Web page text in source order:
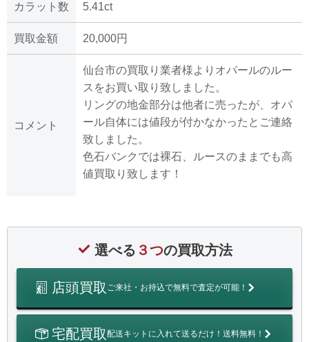
カラット数 5.41ct
買取金額 20,000円
コメント
仙台市の買取り業者様よりオパールのルー
スをお買い取り致しました。
リングの地金部分は他者に売ったが、オパ
ール自体には値段が付かなかったとご連絡
致しました。
色石バンクでは裸石、ルースのままでも高
値買取り致します！
選べる ３つの買取方法
店頭買取 ご来社・お持込で無料で査定が可能！
宅配買取配送キットに入れて送るだけ！送料無料！